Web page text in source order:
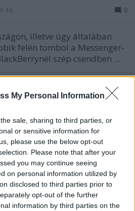
My Personal Information
sale, sharing to third parties, or
or sensitive information for
please use the below opt-out
Please note that after your
you may continue seeing
on personal information utilized by
disclosed to third parties prior to
opt-out of the further
information by third parties on the
14. 0
illetve úgy általában
felén tombol a Messenger-
szép csendben ...